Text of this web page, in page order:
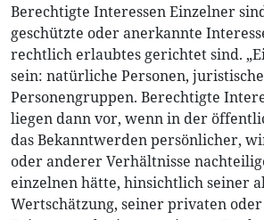
Berechtigte Interessen Einzelner
geschützte oder anerkannte
rechtlich erlaubtes gerichtet sind.
sein: natürliche Personen,
Personengruppen. Berechtigte
liegen dann vor, wenn in der
das Bekanntwerden persönlicher,
oder anderer Verhältnisse
einzelnen hätte, hinsichtlich seiner
Wertschätzung, seiner privaten